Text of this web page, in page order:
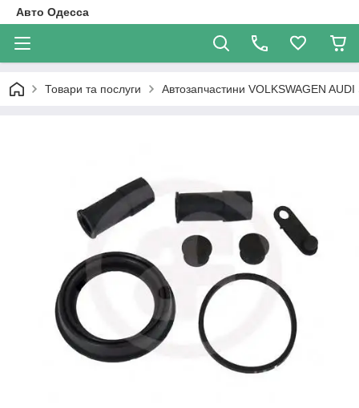
Авто Одесса
Товари та послуги Автозапчастини VOLKSWAGEN AUDI